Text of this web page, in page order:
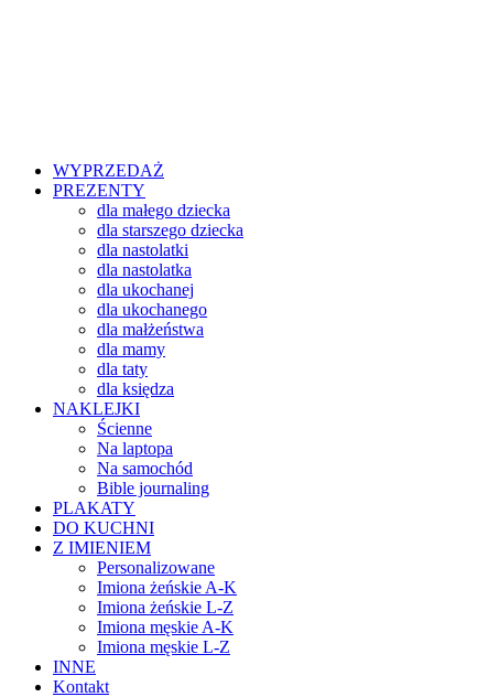
WYPRZEDAŻ
PREZENTY
dla małego dziecka
dla starszego dziecka
dla nastolatki
dla nastolatka
dla ukochanej
dla ukochanego
dla małżeństwa
dla mamy
dla taty
dla księdza
NAKLEJKI
Ścienne
Na laptopa
Na samochód
Bible journaling
PLAKATY
DO KUCHNI
Z IMIENIEM
Personalizowane
Imiona żeńskie A-K
Imiona żeńskie L-Z
Imiona męskie A-K
Imiona męskie L-Z
INNE
Kontakt